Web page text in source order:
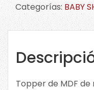
de
niña?.
CLICK
en
Categorías: BABY
Topper de MDF de